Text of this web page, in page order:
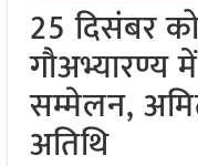
25 दिसंबर
गौअभ्यारण्य
सम्मेलन,
अतिथि